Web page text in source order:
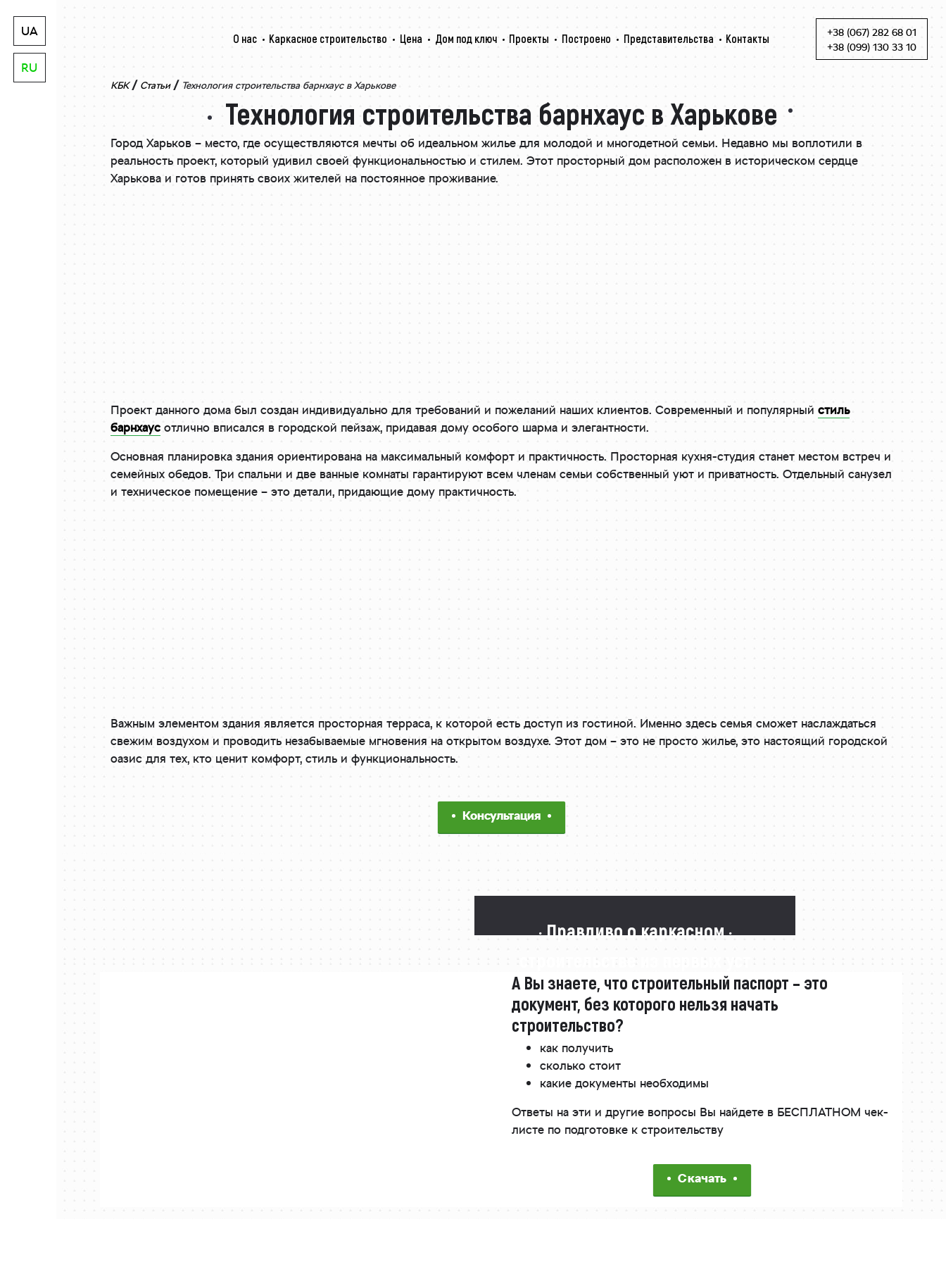
UA
RU
О нас Каркасное строительство Цена Дом под ключ Проекты Построено Представительства Контакты Skip to content
+38 (067) 282 68 01
+38 (099) 130 33 10
КБК / Статьи / Технология строительства барнхаус в Харькове
Технология строительства барнхаус в Харькове
Город Харьков – место, где осуществляются мечты об идеальном жилье для молодой и многодетной семьи. Недавно мы воплотили в
реальность проект, который удивил своей функциональностью и стилем. Этот просторный дом расположен в историческом сердце
Харькова и готов принять своих жителей на постоянное проживание.
Проект данного дома был создан индивидуально для требований и пожеланий наших клиентов. Современный и популярный стиль
барнхаусотлично вписался в городской пейзаж, придавая дому особого шарма и элегантности.
Основная планировка здания ориентирована на максимальный комфорт и практичность. Просторная кухня-студия станет местом встреч и
семейных обедов. Три спальни и две ванные комнаты гарантируют всем членам семьи собственный уют и приватность. Отдельный санузел
и техническое помещение – это детали, придающие дому практичность.
Важным элементом здания является просторная терраса, к которой есть доступ из гостиной. Именно здесь семья сможет наслаждаться
свежим воздухом и проводить незабываемые мгновения на открытом воздухе. Этот дом – это не просто жилье, это настоящий городской
оазис для тех, кто ценит комфорт, стиль и функциональность.
Консультация
· Правдиво о каркасном ·
А Вы знаете, что строительный паспорт – это
документ, без которого нельзя начать
строительство?
как получить
сколько стоит
какие документы необходимы
Ответы на эти и другие вопросы Вы найдете в БЕСПЛАТНОМ чек-
листе по подготовке к строительству
Скачать